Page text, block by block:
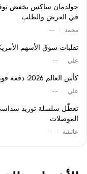
في العرض والطلب
محمد --
تقلبات سوق الأسهم
علي --
كأس العالم 2026: دفعة قوية لأسواق التنبؤات وتعزيز لـ DraftKings
علي --
تعطّل سلسلة توريد سداسي
الموصلات
عائشة --